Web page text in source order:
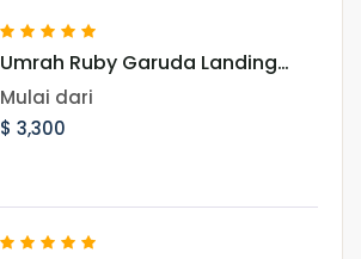
Umrah Ruby Garuda Landing
Madinah 17 Januari 2027
Mulai dari
$ 3,300